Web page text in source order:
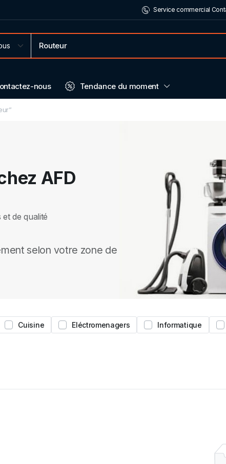
Service commercial
nous Tendance du moment
AFD
de qualité
selon votre zone de
Cuisine Eléctromenagers Informatique